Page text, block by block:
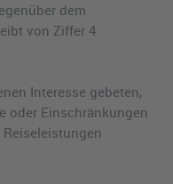
dem
von Ziffer 4
Interesse gebeten,
oder Einschränkungen